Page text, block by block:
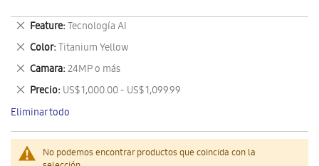
No podemos encontrar productos que coincida con la
Feature Tecnología AI
Eliminar
este
artículo
Color Titanium Yellow
Eliminar
este
artículo
Camara 24MP o más
Eliminar
este
artículo
Precio US$ 1,000.00 - US$ 1,099.99
Eliminar
este
artículo
Eliminar todo